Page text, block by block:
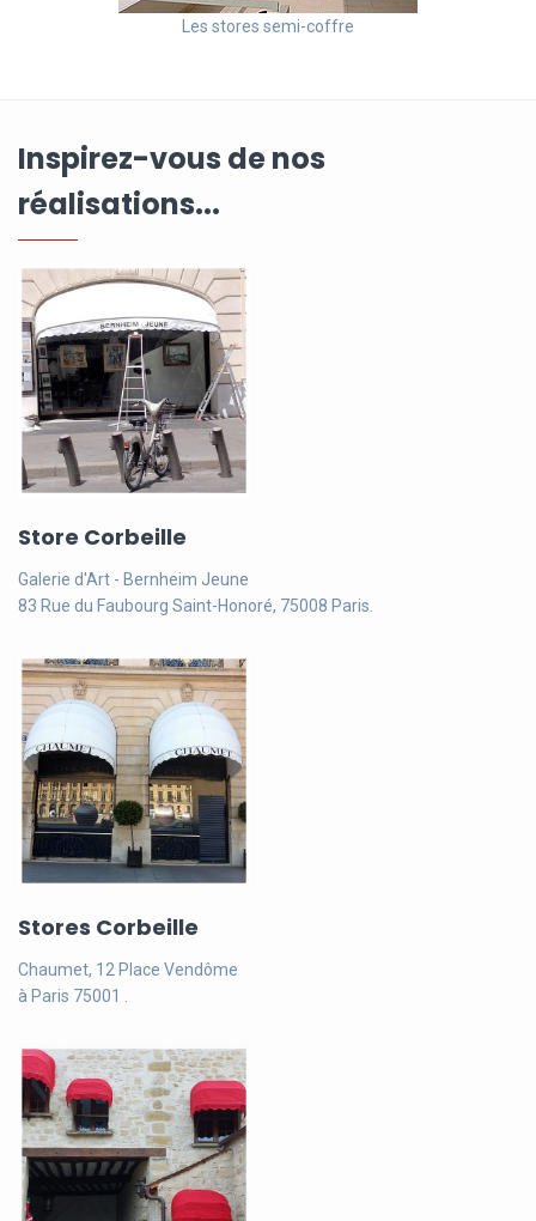
Les stores semi-coffre
Inspirez-vous de nos
réalisations...
Store Corbeille
Galerie d'Art - Bernheim Jeune
83 Rue du Faubourg Saint-Honoré, 75008 Paris.
Stores Corbeille
Chaumet, 12 Place Vendôme
à Paris 75001 .